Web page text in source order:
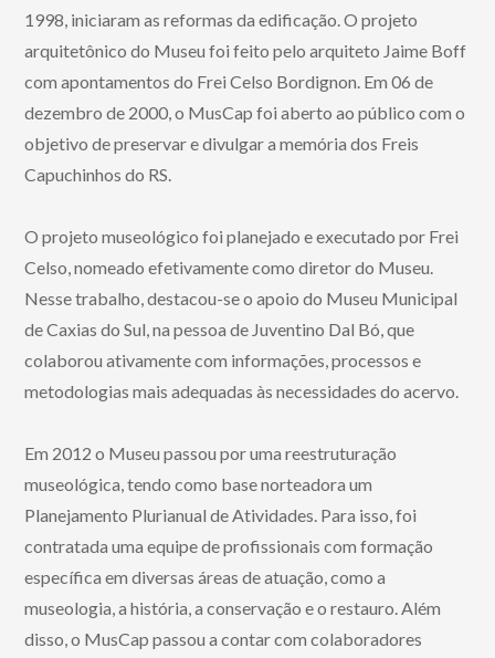
1998, iniciaram as reformas da edificação. O projeto
arquitetônico do Museu foi feito pelo arquiteto Jaime Boff
com apontamentos do Frei Celso Bordignon. Em 06 de
dezembro de 2000, o MusCap foi aberto ao público com o
objetivo de preservar e divulgar a memória dos Freis
Capuchinhos do RS.
O projeto museológico foi planejado e executado por Frei
Celso, nomeado efetivamente como diretor do Museu.
Nesse trabalho, destacou-se o apoio do Museu Municipal
de Caxias do Sul, na pessoa de Juventino Dal Bó, que
colaborou ativamente com informações, processos e
metodologias mais adequadas às necessidades do acervo.
Em 2012 o Museu passou por uma reestruturação
museológica, tendo como base norteadora um
Planejamento Plurianual de Atividades. Para isso, foi
contratada uma equipe de profissionais com formação
específica em diversas áreas de atuação, como a
museologia, a história, a conservação e o restauro. Além
disso, o MusCap passou a contar com colaboradores